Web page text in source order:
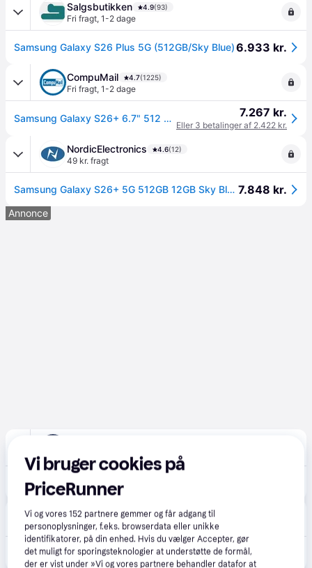
Salgsbutikken 4.9(93)
Fri fragt, 1-2 dage
Samsung Galaxy S26 Plus 5G (512GB/Sky Blue)6.933 kr.
CompuMail 4.7(1225)
Fri fragt, 1-2 dage
Samsung Galaxy S26+ 6.7" 512 GB Blå --> På lager, levering hos dig 11-08-2026 7.267 kr.
Eller 3 betalinger af 2.422 kr.
NordicElectronics 4.6(12)
49 kr. fragt
Samsung Galaxy S26+ 5G 512GB 12GB Sky Blue Dual-SIM 7.848 kr.
Annonce
Ultrashop
39 kr. fragt,1-2 dage
Samsung Galaxy S26+ 6.7 512 GB Blå. 8.419 kr.
Vi bruger cookies på
PriceRunner
Vi og vores152 partnere gemmer og får adgang til
personoplysninger, f.eks. browserdata eller unikke
identifikatorer, på din enhed. Hvis du vælger Accepter, gør
det muligt for sporingsteknologier at understøtte de formål,
der er vist under »Vi og vores partnere behandler datafor at